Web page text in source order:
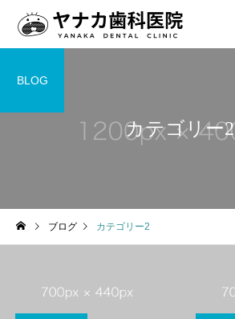
カテゴリー2
BLOG
ブログ カテゴリー2